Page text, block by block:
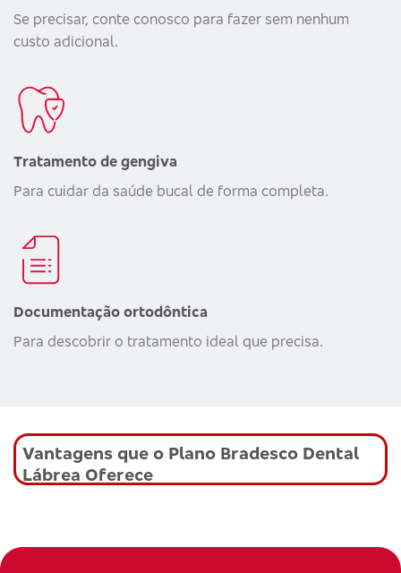
Se precisar, conte conosco para fazer sem nenhum
custo adicional.
Tratamento de gengiva
Para cuidar da saúde bucal de forma completa.
Documentação ortodôntica
Para descobrir o tratamento ideal que precisa.
Vantagens que o Plano Bradesco Dental
Lábrea Oferece